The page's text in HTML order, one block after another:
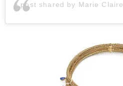
A post shared by Marie